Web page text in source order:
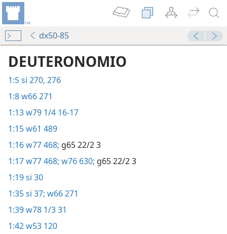
dx50-85
DEUTERONOMIO
1:5si 270, 276
1:8w66 271
1:13w79 1/4 16-17
1:15w61 489
1:16w77 468; g65 22/2 3
1:17w77 468; w76 630; g65 22/2 3
1:19si 30
1:35si 37; w66 271
1:39w78 1/3 31
1:42w53 120